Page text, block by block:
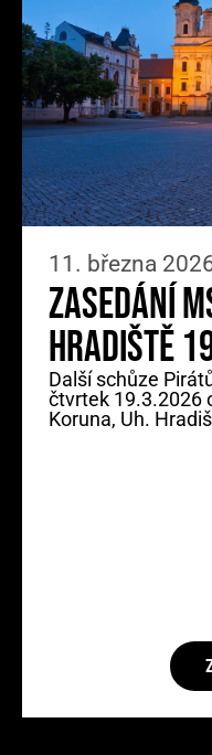
11. března
Zasedání
Hradiště
Další schůze
čtvrtek 19.3.2026
Koruna, Uh.